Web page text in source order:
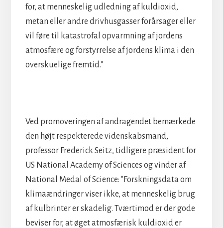
for, at menneskelig udledning af kuldioxid,
metan eller andre drivhusgasser forårsager eller
vil føre til katastrofal opvarmning af jordens
atmosfære og forstyrrelse af jordens klima i den
overskuelige fremtid."
Ved promoveringen af andragendet bemærkede
den højt respekterede videnskabsmand,
professor Frederick Seitz, tidligere præsident for
US National Academy of Sciences og vinder af
National Medal of Science: "Forskningsdata om
klimaændringer viser ikke, at menneskelig brug
af kulbrinter er skadelig. Tværtimod er der gode
beviser for, at øget atmosfærisk kuldioxid er